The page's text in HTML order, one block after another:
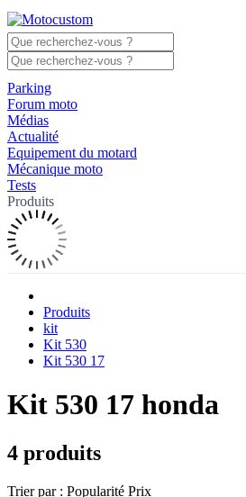
Parking
Forum moto
Médias
Actualité
Equipement du motard
Mécanique moto
Tests
Produits
Produits
kit
Kit 530
Kit 530 17
Kit 530 17 honda
4 produits
Trier par : Popularité Prix